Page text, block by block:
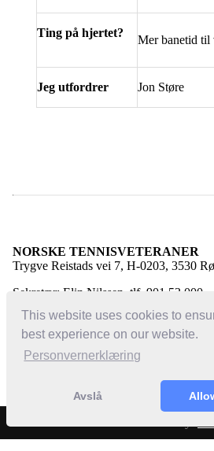
This website uses cookies to
best experience on our website.
Personvernerklæring
Avslå
Ting på hjertet?
Mer banetid til
Jeg utfordrer Jon Støre
NORSKE TENNISVETERANER
Trygve Reistads vei 7, H-0203, 3530
Sekretær: Elin Nilssen, tlf. 901 53 000